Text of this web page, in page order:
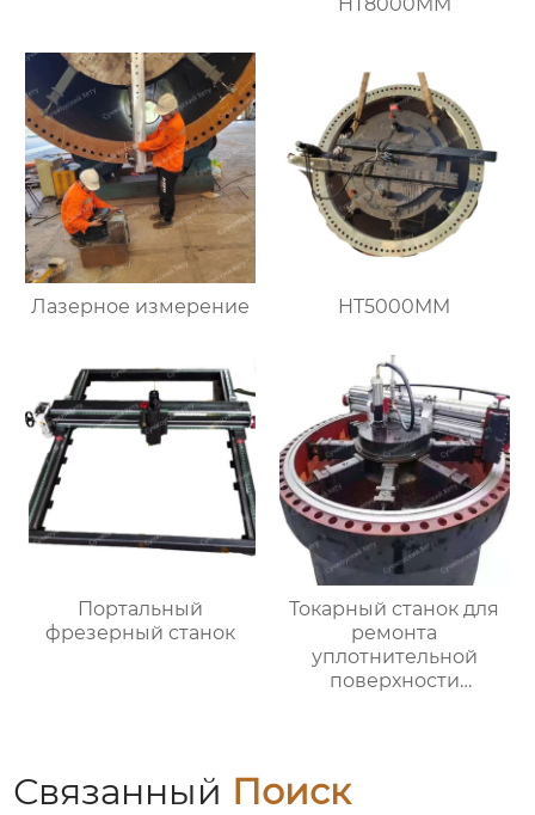
Лазерное измерение HT5000MM
Портальный
фрезерный станок
Токарный станок для
ремонта
уплотнительной
поверхности
Связанный Поиск